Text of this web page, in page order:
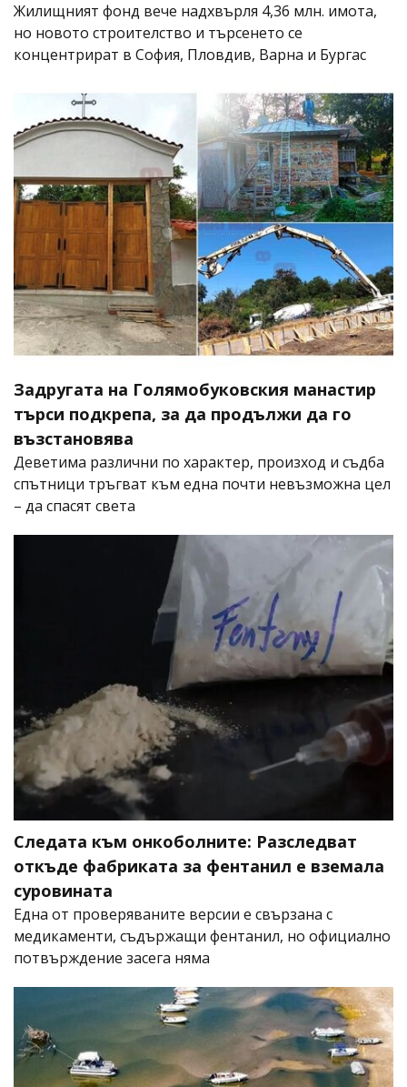
Жилищният фонд вече надхвърля 4,36 млн. имота,
но новото строителство и търсенето се
концентрират в София, Пловдив, Варна и Бургас
Задругата на Голямобуковския манастир
търси подкрепа, за да продължи да го
възстановява
Деветима различни по характер, произход и съдба
спътници тръгват към една почти невъзможна цел
– да спасят света
Следата към онкоболните: Разследват
откъде фабриката за фентанил е вземала
суровината
Една от проверяваните версии е свързана с
медикаменти, съдържащи фентанил, но официално
потвърждение засега няма